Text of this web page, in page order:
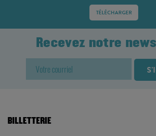
TÉLÉCHARGER
Recevez notre
BILLETTERIE